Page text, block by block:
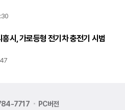
흥시, 가로등형 전기차 충전기 시범
7717 PC버전